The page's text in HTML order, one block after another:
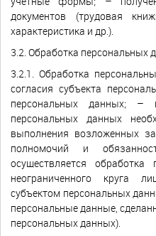
документов (трудовая
характеристика и др.).
3.2. Обработка персональных
3.2.1. Обработка
согласия субъекта
персональных данных; –
персональных данных
выполнения возложенных
полномочий и
осуществляется
неограниченного круга
субъектом персональных
персональные данные,
персональных данных).